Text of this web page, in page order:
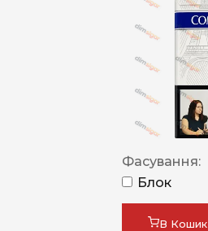
Фасування:
Блок
В Кошик